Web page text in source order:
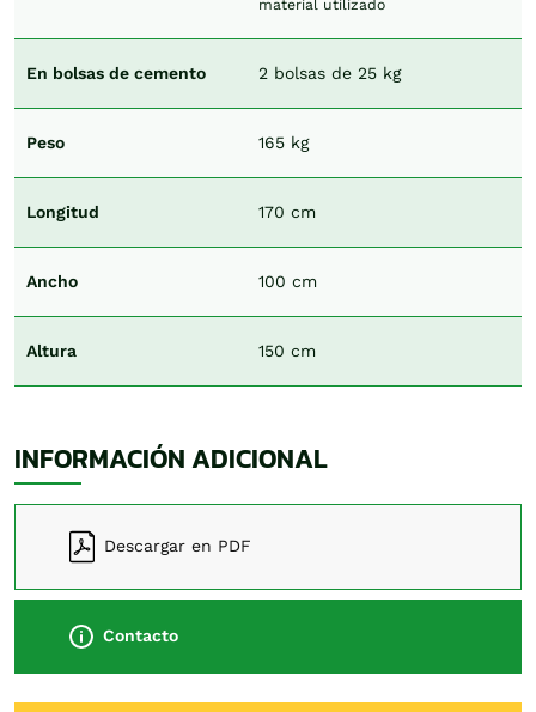
material utilizado
En bolsas de cemento 2 bolsas de 25 kg
Peso 165 kg
Longitud 170 cm
Ancho 100 cm
Altura 150 cm
INFORMACIÓN ADICIONAL
Descargar en PDF
Contacto